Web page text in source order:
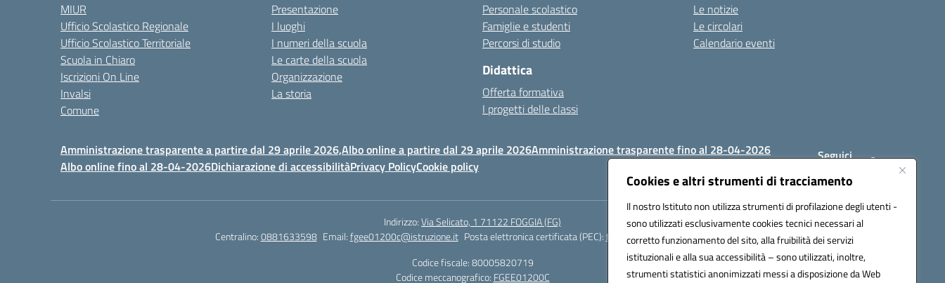
Cookies e altri strumenti di tracciamento
Il nostro Istituto non utilizza strumenti di profilazione degli utenti -
sono utilizzati esclusivamente cookies tecnici necessari al
corretto funzionamento del sito, alla fruibilità dei servizi
istituzionali e alla sua accessibilità – sono utilizzati, inoltre,
strumenti statistici anonimizzati messi a disposizione da Web
MIUR
Ufficio Scolastico Regionale
Ufficio Scolastico Territoriale
Scuola in Chiaro
Iscrizioni On Line
Invalsi
Comune
Presentazione
I luoghi
I numeri della scuola
Le carte della scuola
Organizzazione
La storia
Personale scolastico
Famiglie e studenti
Percorsi di studio
Didattica
Offerta formativa
I progetti delle classi
Le notizie
Le circolari
Calendario eventi
Amministrazione trasparente a partire dal 29 aprile 2026,Albo online a partire dal 29 aprile 2026Amministrazione trasparente fino al 28-04-2026
Albo online fino al 28-04-2026Dichiarazione di accessibilitàPrivacy PolicyCookie policy
Seguici
Indirizzo:Via Selicato, 1 71122 FOGGIA (FG)
Centralino:0881633598 Email:fgee01200c@istruzione.it Posta elettronica certificata (PEC):fgee01200c@pec.istruzione.it
Codice fiscale: 80005820719
Codice meccanografico: FGEE01200C